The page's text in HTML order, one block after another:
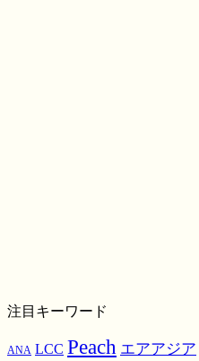
注目キーワード
ANA LCC Peach エアアジア